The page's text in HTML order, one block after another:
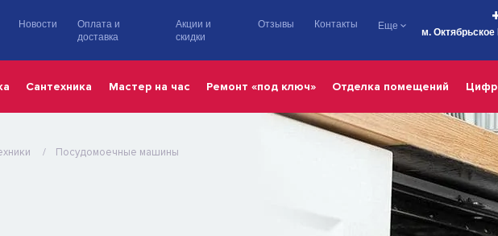
Новости
Оплата и
доставка
Акции и
скидки
Отзывы Контакты Еще
м.
Сантехника Мастер на час Ремонт «под ключ» Отделка помещений
Посудомоечные машины